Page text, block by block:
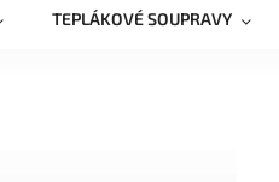
TEPLÁKOVÉ SOUPRAVY